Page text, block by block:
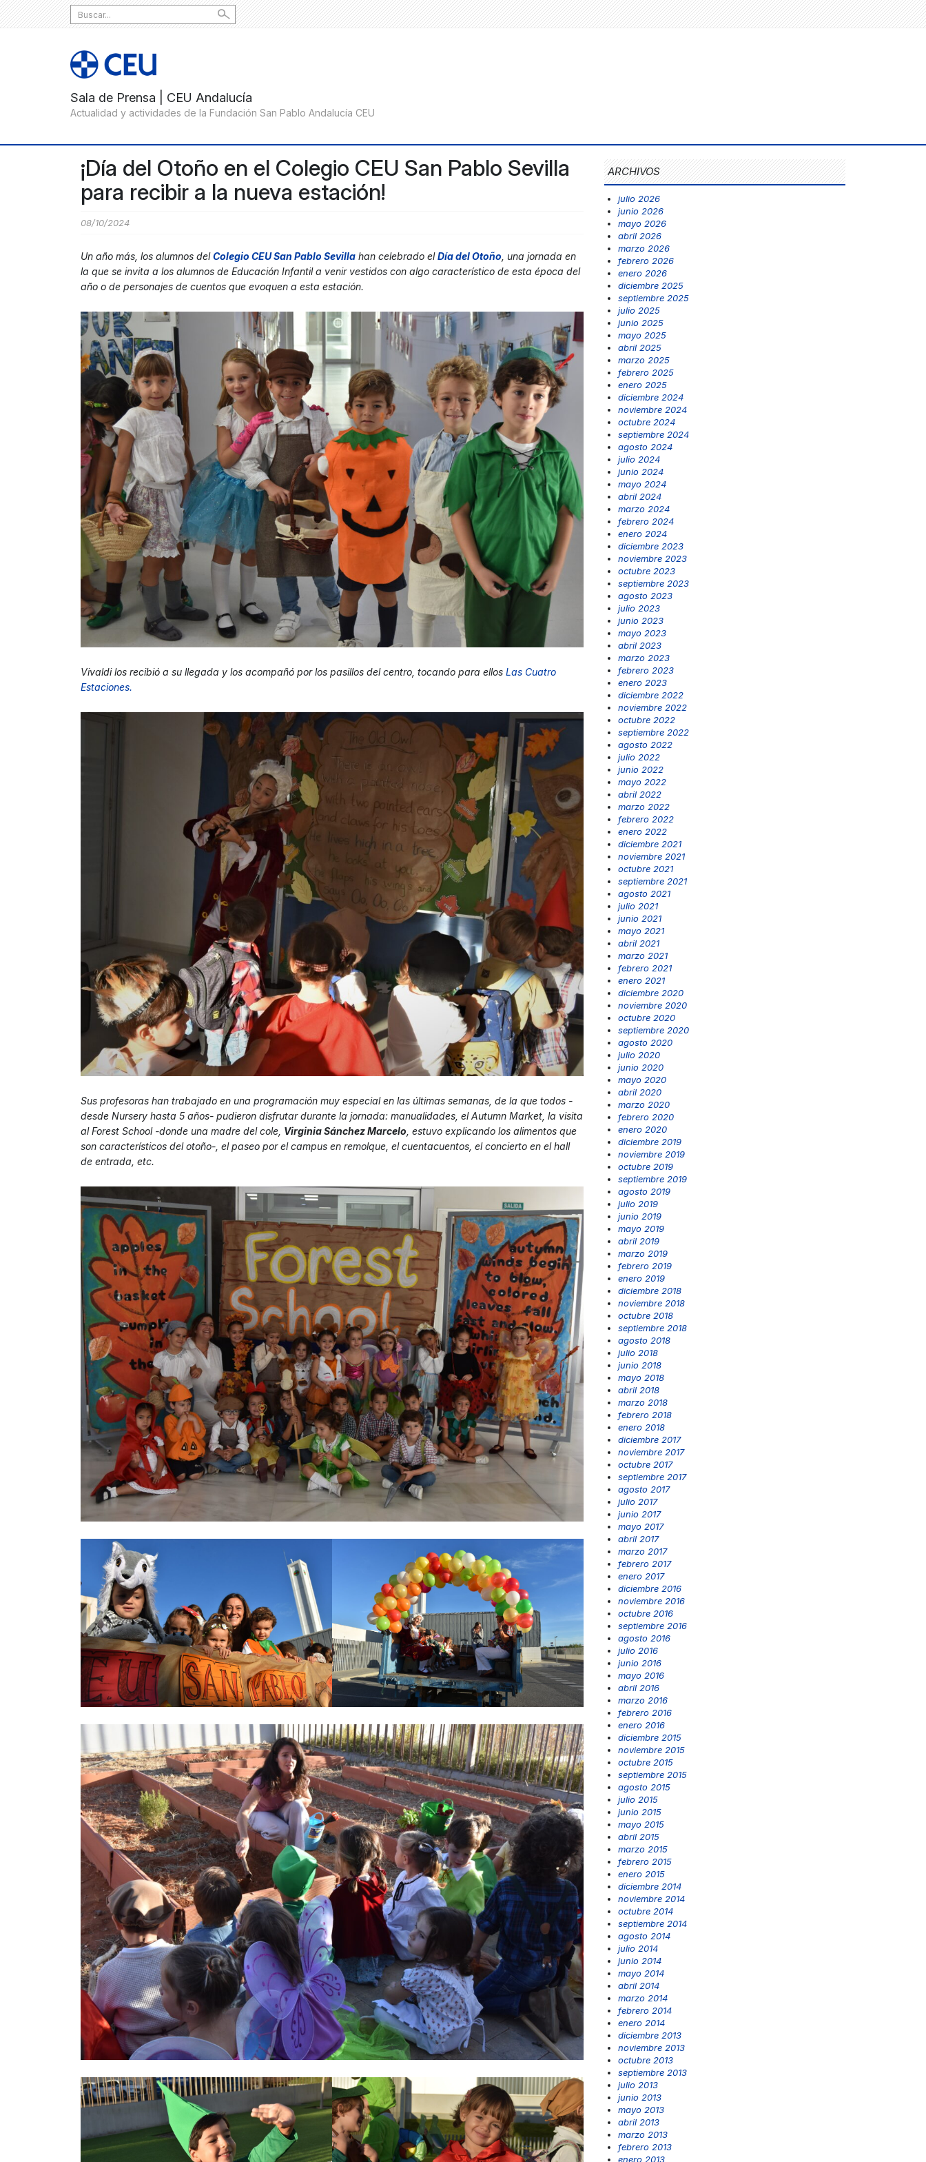
Search
for:
¡Día del Otoño en el Colegio CEU San Pablo Sevilla
para recibir a la nueva estación!
08/10/2024
Un año más, los alumnos delColegio CEU San Pablo Sevilla han celebrado elDía del Otoño , una jornada en
la que se invita a los alumnos de Educación Infantil a venir vestidos con algo característico de esta época del
año o de personajes de cuentos que evoquen a esta estación.
Vivaldi los recibió a su llegada y los acompañó por los pasillos del centro, tocando para ellos Las Cuatro
Estaciones.
Sus profesoras han trabajado en una programación muy especial en las últimas semanas, de la que todos -
desde Nursery hasta 5 años- pudieron disfrutar durante la jornada: manualidades, el Autumn Market, la visita
al Forest School -donde una madre del cole, Virginia Sánchez Marcelo , estuvo explicando los alimentos que
son característicos del otoño-, el paseo por el campus en remolque, el cuentacuentos, el concierto en el hall
de entrada, etc.
ARCHIVOS
julio 2026
junio 2026
mayo 2026
abril 2026
marzo 2026
febrero 2026
enero 2026
diciembre 2025
septiembre 2025
julio 2025
junio 2025
mayo 2025
abril 2025
marzo 2025
febrero 2025
enero 2025
diciembre 2024
noviembre 2024
octubre 2024
septiembre 2024
agosto 2024
julio 2024
junio 2024
mayo 2024
abril 2024
marzo 2024
febrero 2024
enero 2024
diciembre 2023
noviembre 2023
octubre 2023
septiembre 2023
agosto 2023
julio 2023
junio 2023
mayo 2023
abril 2023
marzo 2023
febrero 2023
enero 2023
diciembre 2022
noviembre 2022
octubre 2022
septiembre 2022
agosto 2022
julio 2022
junio 2022
mayo 2022
abril 2022
marzo 2022
febrero 2022
enero 2022
diciembre 2021
noviembre 2021
octubre 2021
septiembre 2021
agosto 2021
julio 2021
junio 2021
mayo 2021
abril 2021
marzo 2021
febrero 2021
enero 2021
diciembre 2020
noviembre 2020
octubre 2020
septiembre 2020
agosto 2020
julio 2020
junio 2020
mayo 2020
abril 2020
marzo 2020
febrero 2020
enero 2020
diciembre 2019
noviembre 2019
octubre 2019
septiembre 2019
agosto 2019
julio 2019
junio 2019
mayo 2019
abril 2019
marzo 2019
febrero 2019
enero 2019
diciembre 2018
noviembre 2018
octubre 2018
septiembre 2018
agosto 2018
julio 2018
junio 2018
mayo 2018
abril 2018
marzo 2018
febrero 2018
enero 2018
diciembre 2017
noviembre 2017
octubre 2017
septiembre 2017
agosto 2017
julio 2017
junio 2017
mayo 2017
abril 2017
marzo 2017
febrero 2017
enero 2017
diciembre 2016
noviembre 2016
octubre 2016
septiembre 2016
agosto 2016
julio 2016
junio 2016
mayo 2016
abril 2016
marzo 2016
febrero 2016
enero 2016
diciembre 2015
noviembre 2015
octubre 2015
septiembre 2015
agosto 2015
julio 2015
junio 2015
mayo 2015
abril 2015
marzo 2015
febrero 2015
enero 2015
diciembre 2014
noviembre 2014
octubre 2014
septiembre 2014
agosto 2014
julio 2014
junio 2014
mayo 2014
abril 2014
marzo 2014
febrero 2014
enero 2014
diciembre 2013
noviembre 2013
octubre 2013
septiembre 2013
julio 2013
junio 2013
mayo 2013
abril 2013
marzo 2013
febrero 2013
enero 2013